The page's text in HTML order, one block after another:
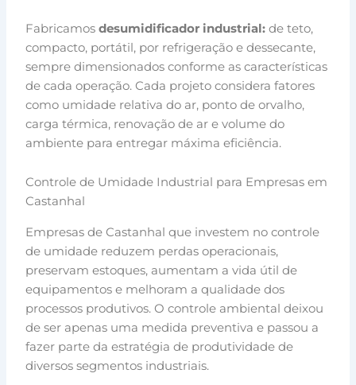
Fabricamosdesumidificador industrial:de teto,
compacto, portátil, por refrigeração e dessecante,
sempre dimensionados conforme as características
de cada operação. Cada projeto considera fatores
como umidade relativa do ar, ponto de orvalho,
carga térmica, renovação de ar e volume do
ambiente para entregar máxima eficiência.
Controle de Umidade Industrial para Empresas em
Castanhal
Empresas de Castanhal que investem no controle
de umidade reduzem perdas operacionais,
preservam estoques, aumentam a vida útil de
equipamentos e melhoram a qualidade dos
processos produtivos. O controle ambiental deixou
de ser apenas uma medida preventiva e passou a
fazer parte da estratégia de produtividade de
diversos segmentos industriais.